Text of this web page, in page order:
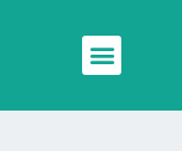
Menú